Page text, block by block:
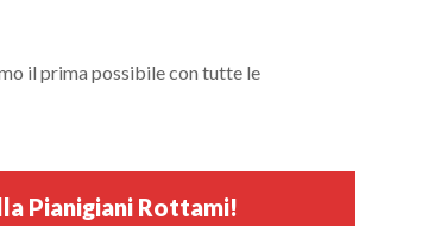
il prima possibile con tutte le
Pianigiani Rottami!